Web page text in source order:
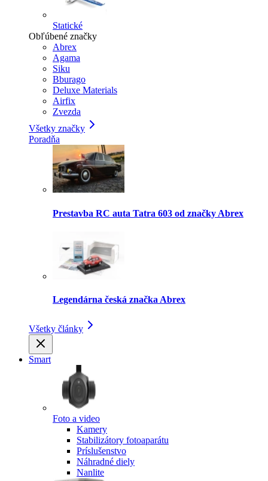
Statické
Obľúbené značky
Abrex
Agama
Siku
Bburago
Deluxe Materials
Airfix
Zvezda
Všetky značky
Poradňa
Prestavba RC auta Tatra 603 od značky Abrex
Legendárna česká značka Abrex
Všetky články
Smart
Foto a video
Kamery
Stabilizátory fotoaparátu
Príslušenstvo
Náhradné diely
Nanlite